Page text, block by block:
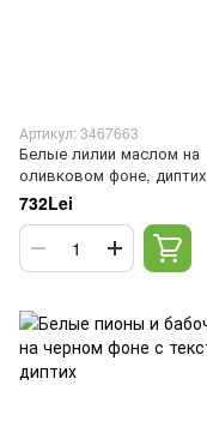
Артикул: 3467663
Белые лилии маслом на
оливковом фоне, диптих
732Lei